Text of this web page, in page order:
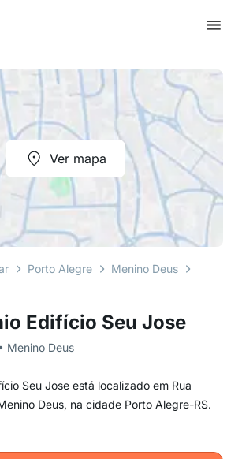
Edifício Seu Jose
Menino Deus
Seu Jose está localizado em Rua
Deus, na cidade Porto Alegre-RS.
Ver mapa
Porto Alegre Menino Deus